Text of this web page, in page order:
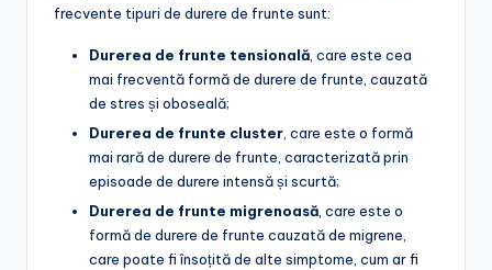
frecvente tipuri de durere de frunte sunt:
Durerea de frunte tensională, care este cea
mai frecventă formă de durere de frunte, cauzată
de stres și oboseală;
Durerea de frunte cluster, care este o formă
mai rară de durere de frunte, caracterizată prin
episoade de durere intensă și scurtă;
Durerea de frunte migrenoasă, care este o
formă de durere de frunte cauzată de migrene,
care poate fi însoțită de alte simptome, cum ar fi